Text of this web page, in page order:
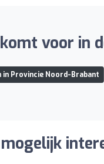
voor in
in Provincie Noord-Brabant